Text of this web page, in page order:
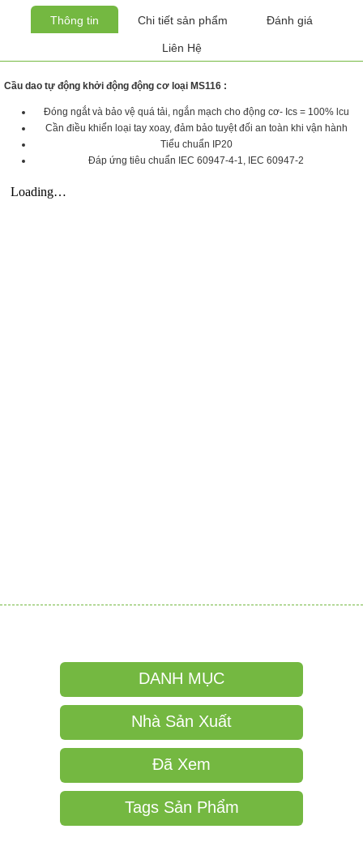
Thông tin Chi tiết sản phẩm Đánh giá
Liên Hệ
Cầu dao tự động khởi động động cơ loại MS116 :
Đóng ngắt và bảo vệ quá tải, ngắn mạch cho động cơ- Ics = 100% lcu
Cần điều khiển loại tay xoay, đảm bảo tuyệt đối an toàn khi vận hành
Tiểu chuẩn IP20
Đáp ứng tiêu chuẩn IEC 60947-4-1, IEC 60947-2
DANH MỤC
Nhà Sản Xuất
Đã Xem
Tags Sản Phẩm